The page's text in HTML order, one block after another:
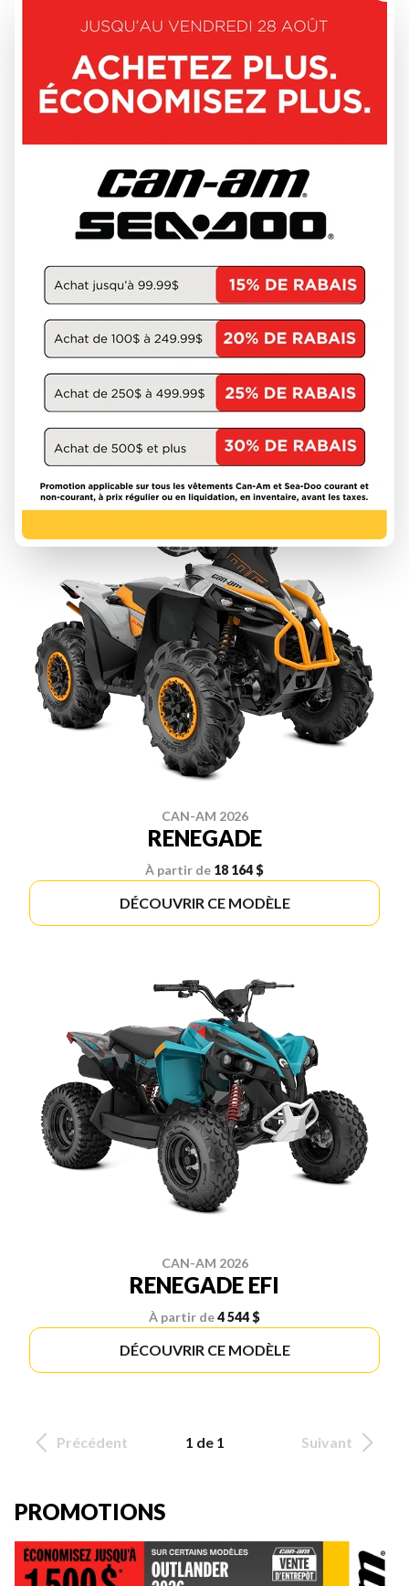
OUTLANDER PRO
DÉCOUVRIR CE MODÈLE
CAN-AM 2026
RENEGADE
À partir de 18 164 $
DÉCOUVRIR CE MODÈLE
CAN-AM 2026
RENEGADE EFI
À partir de4 544 $
DÉCOUVRIR CE MODÈLE
Précédent 1 de 1 Suivant
PROMOTIONS